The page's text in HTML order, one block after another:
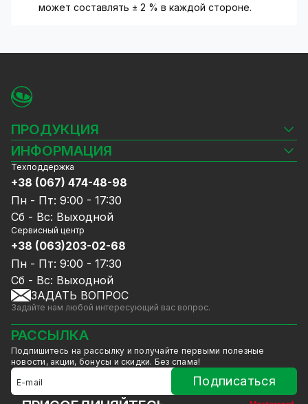
может составлять ± 2 % в каждой стороне.
ПРОДУКЦИЯ
Камеры видеонаблюдения
Видеорегистраторы
Комплекты видеонаблюдения
СКУД
Источники питания
Сетевое оборудование
Ноутбуки и компьютеры
Аксессуары
Акции
Уцененный товар
GreenVision скидки
Мерч от GreenVision
Товары для дома
Товары снятые с производства
ИНФОРМАЦИЯ
Блог
Доставка и оплата
Гарантия и Сервисное обслуживание
Политика конфиденциальности
Договор публичной оферты
Сотрудничество
Услуги
Калькулятор расчёта объёма HDD
Техподдержка
+38 (067) 474-48-98
Пн - Пт: 9:00 - 17:30
Сб - Вс: Выходной
Сервисный центр
+38 (063)203-02-68
Пн - Пт: 9:00 - 17:30
Сб - Вс: Выходной
ЗАДАТЬ ВОПРОС
Задайте нам любой интересующий вас вопрос.
РАССЫЛКА
Подпишитесь на рассылку и получайте первыми полезные
новости, акции, бонусы и скидки. Без спама!
Подписаться